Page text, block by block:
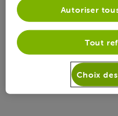
Selected
Oldest
First
Citoyen d'honneur•
Tout
Autoriser
Choix